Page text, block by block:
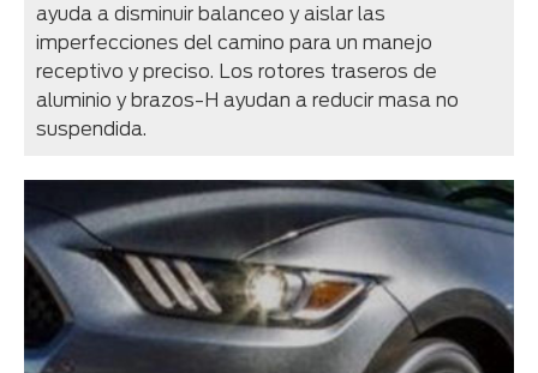
ayuda a disminuir balanceo y aislar las
imperfecciones del camino para un manejo
receptivo y preciso. Los rotores traseros de
aluminio y brazos-H ayudan a reducir masa no
suspendida.